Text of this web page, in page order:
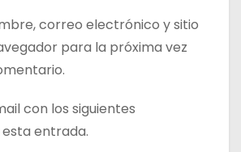
correo electrónico y sitio
para la próxima vez
con los siguientes
entrada.